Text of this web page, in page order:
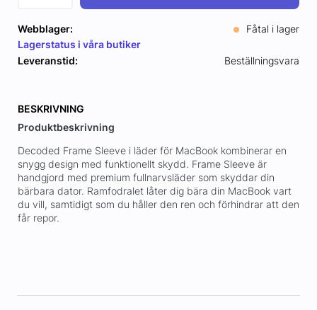
Webblager:
Fåtal i lager
Lagerstatus i våra butiker
Leveranstid:
Beställningsvara
BESKRIVNING
Produktbeskrivning
Decoded Frame Sleeve i läder för MacBook kombinerar en
snygg design med funktionellt skydd. Frame Sleeve är
handgjord med premium fullnarvsläder som skyddar din
bärbara dator. Ramfodralet låter dig bära din MacBook vart
du vill, samtidigt som du håller den ren och förhindrar att den
får repor.